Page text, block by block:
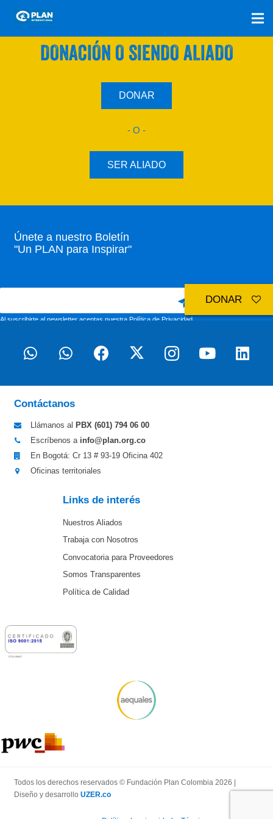
SÚMATE A NUESTRO PLAN CON UNA
DONACIÓN O SIENDO ALIADO
DONAR
- O -
SER ALIADO
Únete a nuestro Boletín
"Un PLAN para Inspirar"
Al suscribirte al newsletter aceptas nuestraPolítica de Privacidad
Contáctanos
Llámanos al PBX (601) 794 06 00
Escríbenos a info@plan.org.co
En Bogotá: Cr 13 # 93-19 Oficina 402
Oficinas territoriales
Links de interés
Nuestros Aliados
Trabaja con Nosotros
Convocatoria para Proveedores
Somos Transparentes
Política de Calidad
Todos los derechos reservados © Fundación Plan Colombia 2026 |
Diseño y desarrollo UZER.co
DONAR